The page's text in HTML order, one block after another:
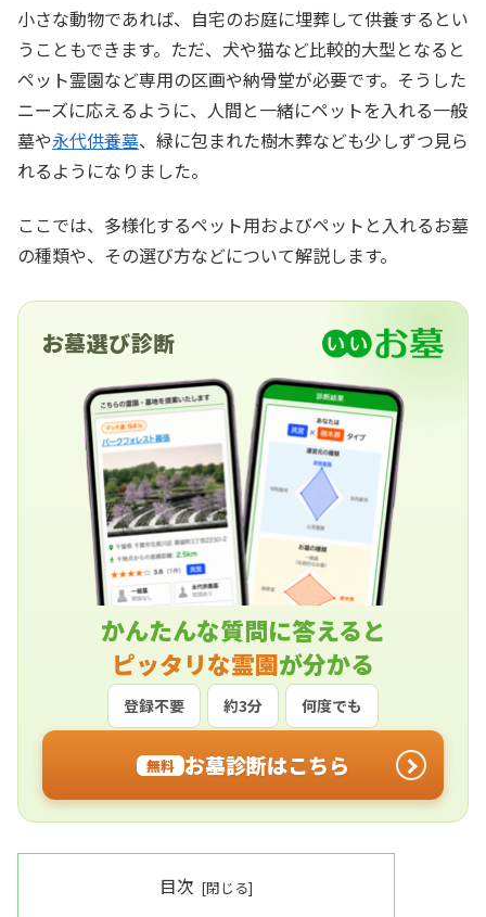
小さな動物であれば、自宅のお庭に埋葬して供養するとい
うこともできます。ただ、犬や猫など比較的大型となると
ペット霊園など専用の区画や納骨堂が必要です。そうした
ニーズに応えるように、人間と一緒にペットを入れる一般
墓や永代供養墓、緑に包まれた樹木葬なども少しずつ見ら
れるようになりました。
ここでは、多様化するペット用およびペットと入れるお墓
の種類や、その選び方などについて解説します。
お墓選び診断
かんたんな質問に答えると
ピッタリな霊園が分かる
登録不要 約3分 何度でも
無料 お墓診断はこちら
目次